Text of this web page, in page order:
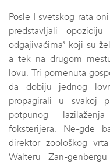
Posle I svetskog rata
predstavljali
odgajivaćima” koji su
a tek na drugom
lovu. Tri pomenuta
da dobiju jednog
propagirali u svakoj
potpunog
foksterijera. Ne-gde
direktor zoološkog
Walteru Zan-